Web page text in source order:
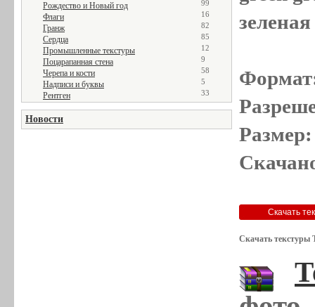
Рождество и Новый год 99
Флаги 16
Гранж 82
Сердца 85
Промышленные текстуры 12
Поцарапанная стена 9
Черепа и кости 58
Надписи и буквы 5
Рентген 33
Новости
Скачать текстуры